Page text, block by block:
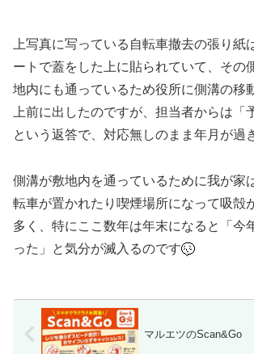
上写真に写っている自転車撤去の張り紙
ートで蓋をした上に貼られていて、その
地内にも通っているため役所に側溝の移
上前に出したのですが、担当者からは「
という返答で、対応無しのまま年月が過
側溝が敷地内を通っているために我が家
転車が置かれたり喫煙場所になって吸殻
多く、特にここ数年は年末になると「今
った」と気分が滅入るのです
マルエツのScan&Go